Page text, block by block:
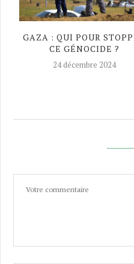
GAZA : QUI POUR
CE GÉNOCIDE ?
24 décembre 2024